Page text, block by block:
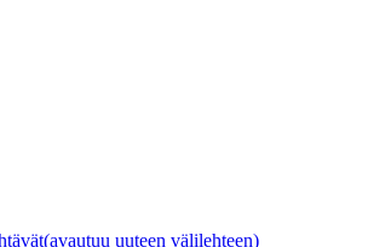
(avautuu uuteen välilehteen)